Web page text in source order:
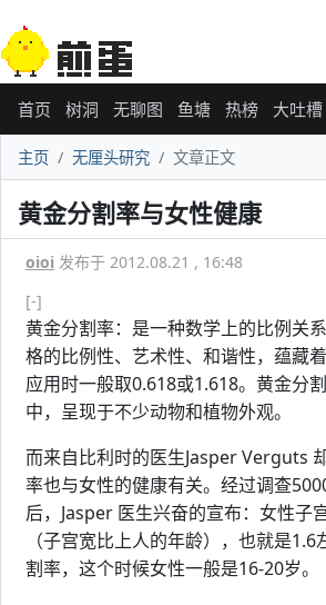
首页 树洞 无聊图 鱼塘 热榜 大吐槽
主页 无厘头研究 文章正文
黄金分割率与女性健康
oioi 发布于 2012.08.21 , 16:48
[-]
黄金分割率：是一种数学上的比例关
格的比例性、艺术性、和谐性，蕴藏
应用时一般取0.618或1.618。黄金分
中，呈现于不少动物和植物外观。
而来自比利时的医生Jasper Verguts
率也与女性的健康有关。经过调查
后，Jasper 医生兴奋的宣布：女性子
（子宫宽比上人的年龄），也就是
割率，这个时候女性一般是16-20岁。